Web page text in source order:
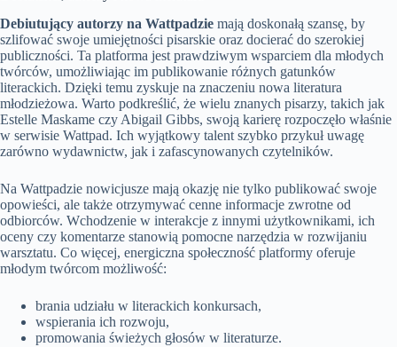
Debiutujący autorzy na Wattpadzie mają doskonałą szansę, by
szlifować swoje umiejętności pisarskie oraz docierać do szerokiej
publiczności. Ta platforma jest prawdziwym wsparciem dla młodych
twórców, umożliwiając im publikowanie różnych gatunków
literackich. Dzięki temu zyskuje na znaczeniu nowa literatura
młodzieżowa. Warto podkreślić, że wielu znanych pisarzy, takich jak
Estelle Maskame czy Abigail Gibbs, swoją karierę rozpoczęło właśnie
w serwisie Wattpad. Ich wyjątkowy talent szybko przykuł uwagę
zarówno wydawnictw, jak i zafascynowanych czytelników.
Na Wattpadzie nowicjusze mają okazję nie tylko publikować swoje
opowieści, ale także otrzymywać cenne informacje zwrotne od
odbiorców. Wchodzenie w interakcje z innymi użytkownikami, ich
oceny czy komentarze stanowią pomocne narzędzia w rozwijaniu
warsztatu. Co więcej, energiczna społeczność platformy oferuje
młodym twórcom możliwość:
brania udziału w literackich konkursach,
wspierania ich rozwoju,
promowania świeżych głosów w literaturze.